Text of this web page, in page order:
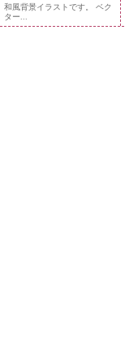
和風背景イラストです。 ベク
ター...